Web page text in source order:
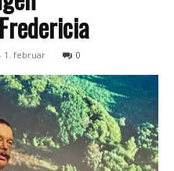
1. februar 0